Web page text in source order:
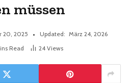
müssen
20, 2025 Updated: März 24, 2026
Read 24 Views